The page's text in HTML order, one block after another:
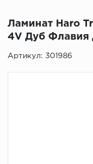
Паркетная доска
SPC Ламинат
Ламинат Haro
4V Дуб Флавия
Артикул: 301986